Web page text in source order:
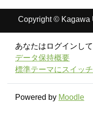
Copyright © Kagawa
あなたはログインし
データ保持概要
標準テーマにスイッ
Powered by Moodle